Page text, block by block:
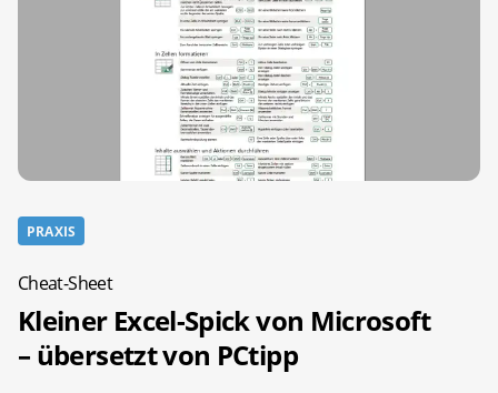
PRAXIS
Cheat-Sheet
Kleiner Excel-Spick von Microsoft
– übersetzt von PCtipp